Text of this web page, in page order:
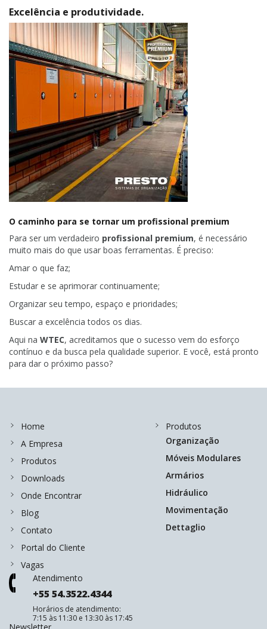
Excelência e produtividade.
O caminho para se tornar um profissional premium
Para ser um verdadeiro profissional premium, é necessário
muito mais do que usar boas ferramentas. É preciso:
Amar o que faz;
Estudar e se aprimorar continuamente;
Organizar seu tempo, espaço e prioridades;
Buscar a excelência todos os dias.
Aqui na WTEC, acreditamos que o sucesso vem do esforço
contínuo e da busca pela qualidade superior. E você, está pronto
para dar o próximo passo?
Home
A Empresa
Produtos
Downloads
Onde Encontrar
Blog
Contato
Portal do Cliente
Vagas
Produtos
Organização
Móveis Modulares
Armários
Hidráulico
Movimentação
Dettaglio
Atendimento
+55 54.3522.4344
Horários de atendimento:
7:15 às 11:30 e 13:30 às 17:45